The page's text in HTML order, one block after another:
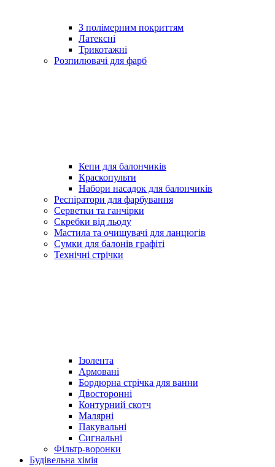
З полімерним покриттям
Латексні
Трикотажні
Розпилювачі для фарб
Кепи для балончиків
Краскопульти
Набори насадок для балончиків
Респіратори для фарбування
Серветки та ганчірки
Скребки від льоду
Мастила та очищувачі для ланцюгів
Сумки для балонів графіті
Технічні стрічки
Ізолента
Армовані
Бордюрна стрічка для ванни
Двосторонні
Контурний скотч
Малярні
Пакувальні
Сигнальні
Фільтр-воронки
Будівельна хімія